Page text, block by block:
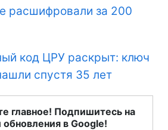
расшифровали за 200
код ЦРУ раскрыт: ключ
спустя 35 лет
главное! Подпишитесь на
в Google!